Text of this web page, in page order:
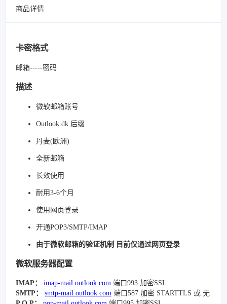
商品详情
卡密格式
邮箱-----密码
描述
微软邮箱账号
Outlook.dk 后缀
丹麦(欧洲)
全新邮箱
长效使用
耐用3-6个月
使用网页登录
开通POP3/SMTP/IMAP
由于微软邮箱的验证机制 目前仅通过网页登录
微软服务器配置
IMAP： imap-mail.outlook.com 端口993 加密SSL
SMTP：
smtp-mail.outlook.com 端口587 加密 STARTTLS 或 无